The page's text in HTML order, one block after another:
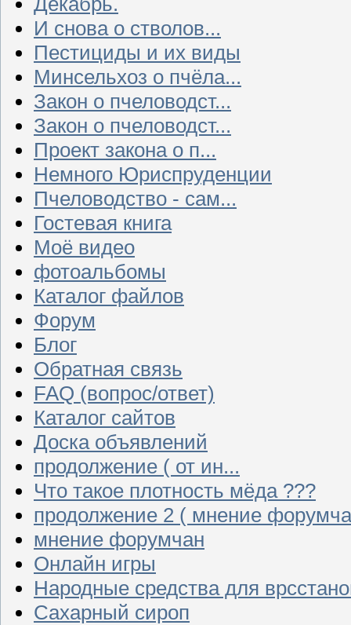
И снова о стволов...
Пестициды и их виды
Минсельхоз о пчёла...
Закон о пчеловодст...
Закон о пчеловодст...
Проект закона о п...
Немного Юриспруденции
Пчеловодство - сам...
Гостевая книга
Моё видео
фотоальбомы
Каталог файлов
Форум
Блог
Обратная связь
FAQ (вопрос/ответ)
Каталог сайтов
Доска объявлений
продолжение ( от ин...
Что такое плотность мёда ???
продолжение 2 ( мнение
мнение форумчан
Онлайн игры
Народные средства для
Сахарный сироп